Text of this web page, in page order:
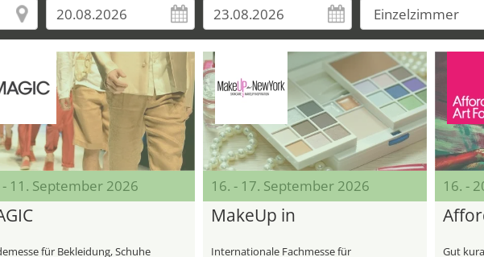
- 11. September 2026
für Bekleidung, Schuhe
16. - 17. September 2026
MakeUp in
Internationale Fachmesse für
16. -
Gut